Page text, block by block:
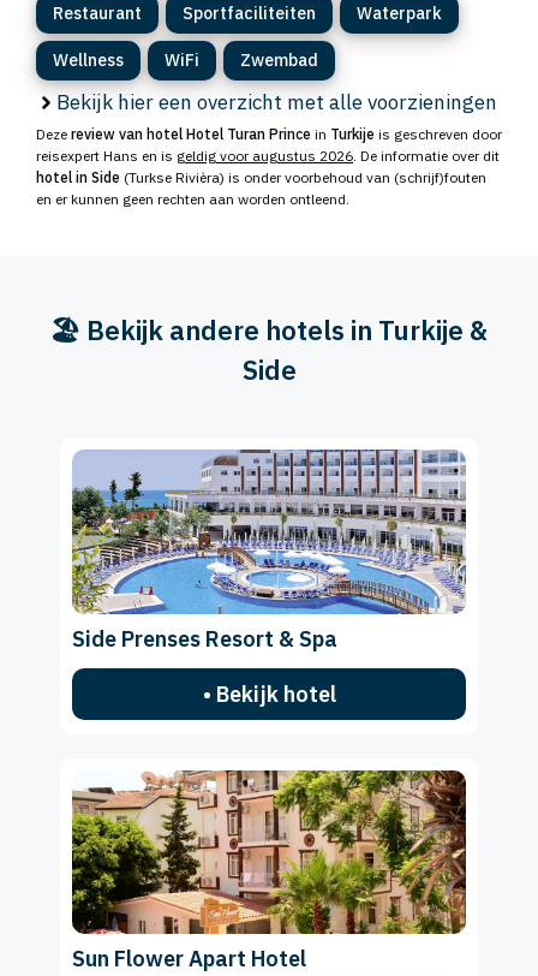
Restaurant Sportfaciliteiten Waterpark
Wellness WiFi Zwembad
Bekijk hier een overzicht met alle voorzieningen
Deze review van hotel Hotel Turan Prince in Turkije is geschreven door
reisexpert Hans en is geldig voor augustus 2026 . De informatie over dit
hotel in Side (Turkse Rivièra) is onder voorbehoud van (schrijf)fouten
en er kunnen geen rechten aan worden ontleend.
🏖️ Bekijk andere hotels in Turkije &
Side
Side Prenses Resort & Spa
• Bekijk hotel
Sun Flower Apart Hotel